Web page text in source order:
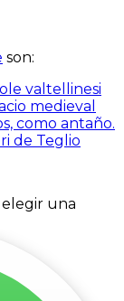
son:
valtellinesi
medieval
como antaño.
de Teglio
elegir una